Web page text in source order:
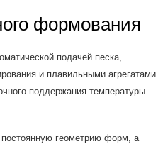
формования
подачей песка,
и плавильными агрегатами.
поддержания температуры
постоянную геометрию форм, а